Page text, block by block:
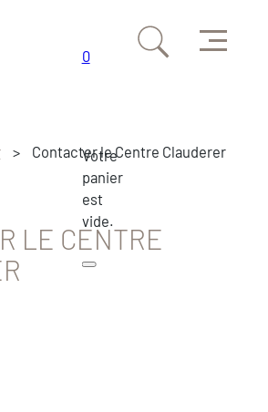
Menu
0
Votre
panier
est
vide.
> Contacter le Centre Clauderer
LE CENTRE